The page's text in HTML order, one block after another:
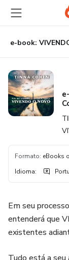
para
conteúdo
principal
para
pagamento
para
rodapé
Formato: eBooks
Idioma:
Em seu
entenderá que
existentes